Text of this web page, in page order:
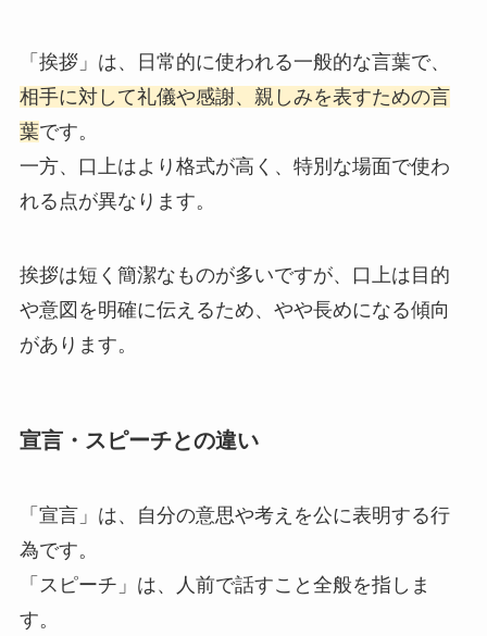
「挨拶」は、日常的に使われる一般的な言葉で、
相手に対して礼儀や感謝、親しみを表すための言
葉です。
一方、口上はより格式が高く、特別な場面で使わ
れる点が異なります。
挨拶は短く簡潔なものが多いですが、口上は目的
や意図を明確に伝えるため、やや長めになる傾向
があります。
宣言・スピーチとの違い
「宣言」は、自分の意思や考えを公に表明する行
為です。
「スピーチ」は、人前で話すこと全般を指しま
す。